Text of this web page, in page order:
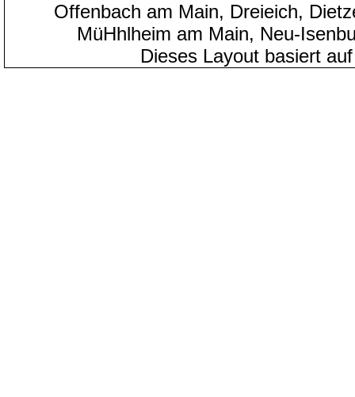
Offenbach am Main, Dreieich,
MüHhlheim am Main, Neu-
Dieses Layout basiert